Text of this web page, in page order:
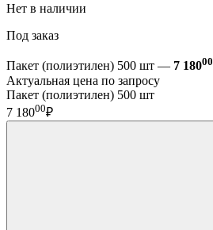
Нет в наличии
Под заказ
Пакет (полиэтилен) 500 шт — 7 18000
Актуальная цена по запросу
Пакет (полиэтилен) 500 шт
7 18000₽